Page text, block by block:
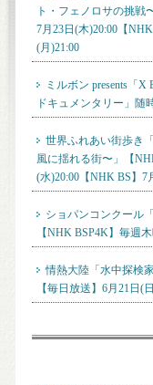
ト・フェノロサの挑戦
7月23日(木)20:00【
(月)21:00
ミルボン presents「
ドキュメンタリー」随
世界ふれあい街歩き
風に揺れる街〜」【
(水)20:00【NHK BS】7
ショパンコンクール
【NHK BSP4K】毎週
情熱大陸「水中探検
【毎日放送】6月21日(